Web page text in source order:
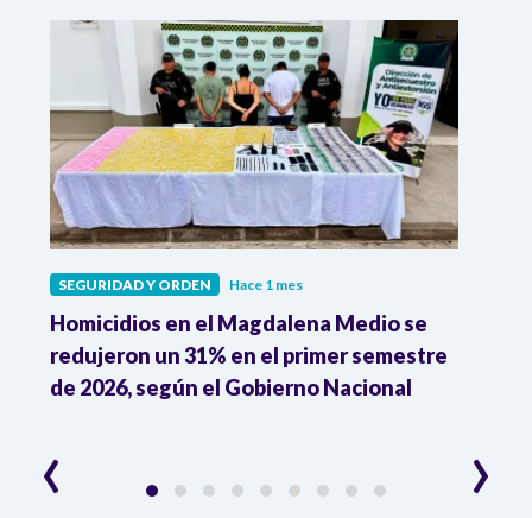
SEGURIDAD Y ORDEN Hace 1 mes
Homicidios en el Magdalena Medio se
redujeron un 31% en el primer semestre
de 2026, según el Gobierno Nacional
‹ ›